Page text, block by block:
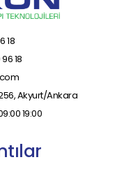
18
18
Akyurt/Ankara
19:00